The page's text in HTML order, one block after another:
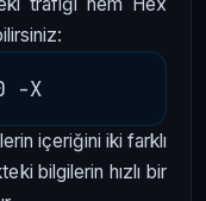
içeriğini iki farklı
bilgilerin hızlı bir